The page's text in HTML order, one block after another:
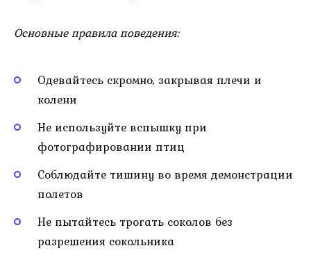
Основные правила поведения:
Одевайтесь скромно, закрывая плечи и
колени
Не используйте вспышку при
фотографировании птиц
Соблюдайте тишину во время демонстрации
полетов
Не пытайтесь трогать соколов без
разрешения сокольника